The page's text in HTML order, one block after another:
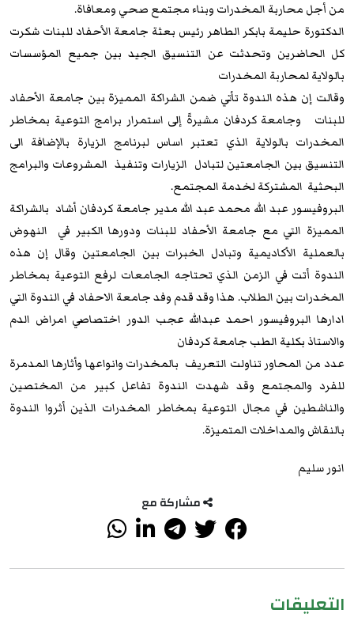
من أجل محاربة المخدرات وبناء مجتمع صحي ومعافاة.
الدكتورة حليمة بابكر الطاهر رئيس بعثة جامعة الأحفاد للبنات شكرت
كل الحاضرين وتحدثت عن التنسيق الجيد بين جميع المؤسسات
بالولاية لمحاربة المخدرات
وقالت إن هذه الندوة تأتي ضمن الشراكة المميزة بين جامعة الأحفاد
للبنات وجامعة كردفان مشيرةً إلى استمرار برامج التوعية بمخاطر
المخدرات بالولاية الذي تعتبر اساس لبرنامج الزيارة بالإضافة الى
التنسيق بين الجامعتين لتبادل الزيارات وتنفيذ المشروعات والبرامج
البحثية المشتركة لخدمة المجتمع.
البروفيسور عبد الله محمد عبد الله مدير جامعة كردفان أشاد بالشراكة
المميزة التي مع جامعة الأحفاد للبنات ودورها الكبير في النهوض
بالعملية الأكاديمية وتبادل الخبرات بين الجامعتين وقال إن هذه
الندوة أتت في الزمن الذي تحتاجه الجامعات لرفع التوعية بمخاطر
المخدرات بين الطلاب. هذا وقد قدم وفد جامعة الاحفاد في الندوة التي
ادارها البروفيسور احمد عبدالله عجب الدور اختصاصي امراض الدم
والاستاذ بكلية الطب جامعة كردفان
عدد من المحاور تناولت التعريف بالمخدرات وانواعها وأثارها المدمرة
للفرد والمجتمع وقد شهدت الندوة تفاعل كبير من المختصين
والناشطين في مجال التوعية بمخاطر المخدرات الذين أثروا الندوة
بالنقاش والمداخلات المتميزة.
انور سليم
مشاركة مع
التعليقات